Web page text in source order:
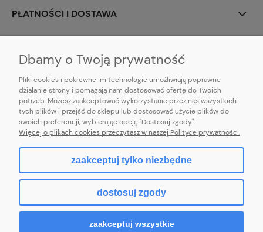
PŁATNOŚCI I DOSTAWA
E-mail:pl101sukienek@gmail.com
101sukienek.pl
ul. Piotrkowska 317/11, Łódź 93-035, woj. łódzkie
pokaż pełną wersję strony
Sklep internetowy Shoper.pl
Dbamy o Twoją prywatność
Pliki cookies i pokrewne im technologie umożliwiają poprawne
działanie strony i pomagają nam dostosować ofertę do Twoich
potrzeb. Możesz zaakceptować wykorzystanie przez nas wszystkich
tych plików i przejść do sklepu lub dostosować użycie plików do
swoich preferencji, wybierając opcję "Dostosuj zgody".
Więcej o plikach cookies przeczytasz w naszej Polityce prywatności.
zaakceptuj tylko niezbędne
dostosuj zgody
zaakceptuj wszystkie